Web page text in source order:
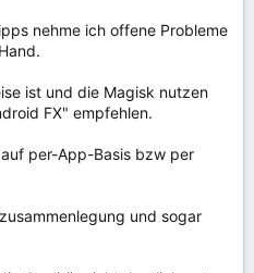
nehme ich offene Probleme
ist und die Magisk nutzen
FX" empfehlen.
per-App-Basis bzw per
und sogar